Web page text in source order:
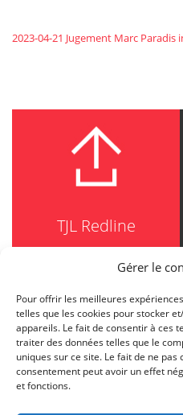
Gérer le
Pour offrir les meilleures
telles que les cookies pour stocker
appareils. Le fait de consentir à ces
traiter des données telles que le
uniques sur ce site. Le fait de ne
consentement peut avoir un effet
et fonctions.
2023-04-21 Jugement Marc
TJL Redline
TRUDEL
Avocats /
750, Côte de la
Montréal
T514
1-